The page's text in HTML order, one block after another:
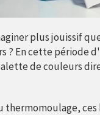
plus jouissif
? En cette
de couleurs
thermomoulage,